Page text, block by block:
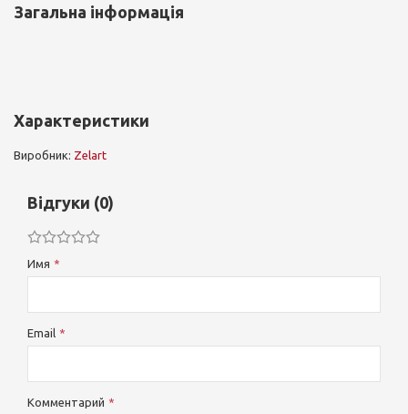
Загальна інформація
Характеристики
Виробник: Zelart
Відгуки (0)
Имя
Email
Комментарий